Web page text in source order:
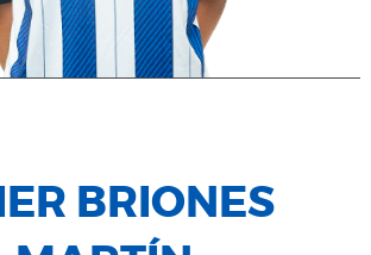
BRIONES